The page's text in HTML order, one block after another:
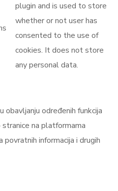
plugin and is used to store
whether or not user has
consented to the use of
cookies. It does not store
any personal data.
obavljanju određenih funkcija
na platformama
povratnih informacija i drugih